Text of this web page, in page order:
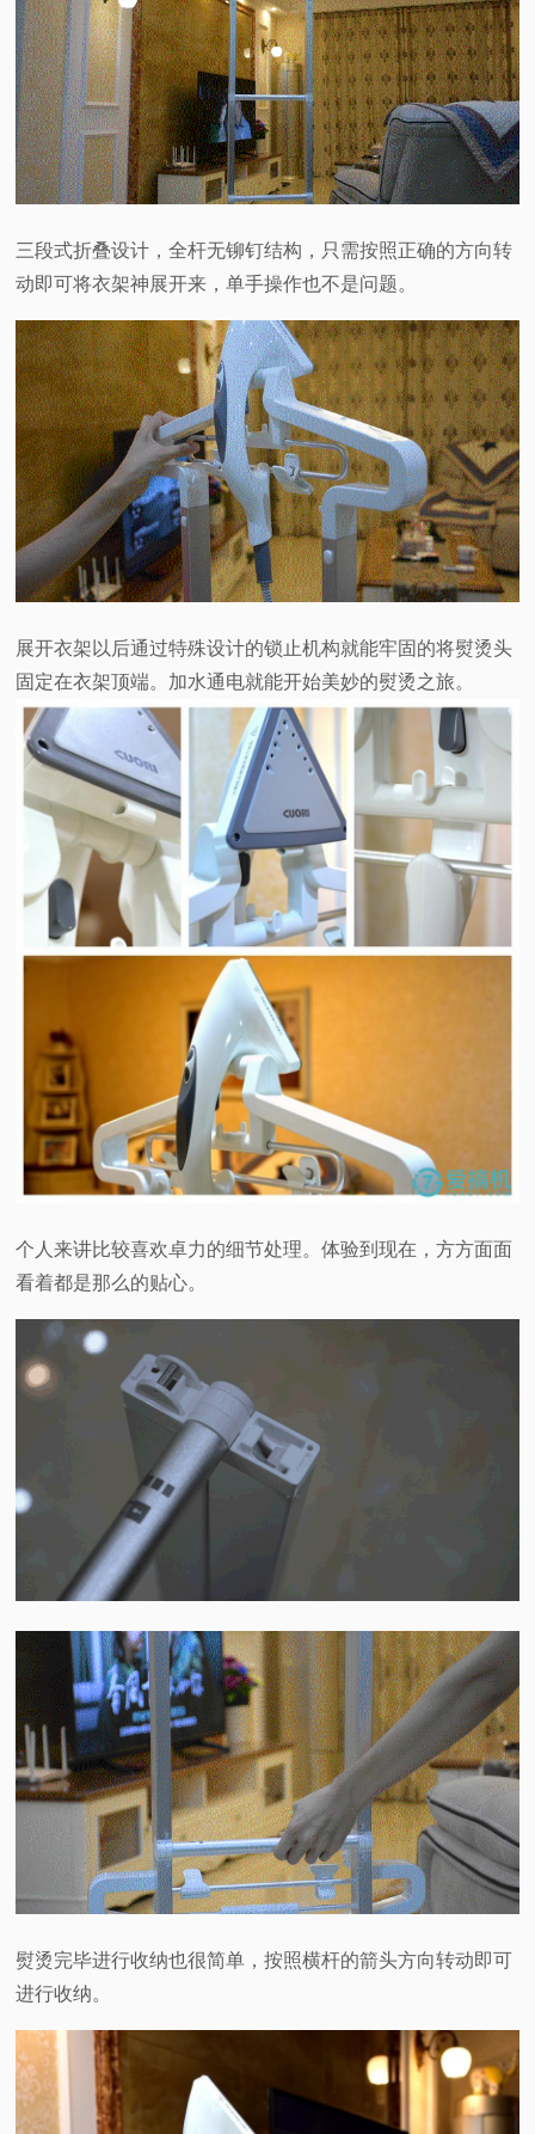
三段式折叠设计，全杆无铆钉结构，只需按照正确的方向转
动即可将衣架神展开来，单手操作也不是问题。
展开衣架以后通过特殊设计的锁止机构就能牢固的将熨烫头
固定在衣架顶端。加水通电就能开始美妙的熨烫之旅。
个人来讲比较喜欢卓力的细节处理。体验到现在，方方面面
看着都是那么的贴心。
熨烫完毕进行收纳也很简单，按照横杆的箭头方向转动即可
进行收纳。